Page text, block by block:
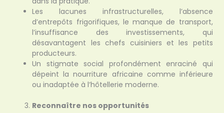
Les lacunes infrastructurelles, l’absence
d’entrepôts frigorifiques, le manque de transport,
l’insuffisance des investissements, qui
désavantagent les chefs cuisiniers et les petits
producteurs.
Un stigmate social profondément enraciné qui
dépeint la nourriture africaine comme inférieure
ou inadaptée à l’hôtellerie moderne.
Reconnaître nos opportunités